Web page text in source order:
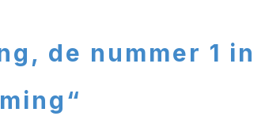
de nummer 1 in